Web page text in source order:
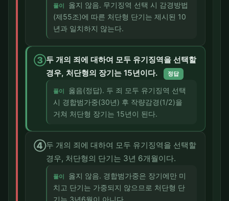
풀이
옳지 않음. 무기징역 선택 시 감경방법
(제55조)에 따른 처단형 단기는 제시된 10
년과 일치하지 않는다.
③두 개의 죄에 대하여 모두 유기징역을 선택할
경우, 처단형의 장기는 15년이다.
정답
풀이
옳음(정답). 두 죄 모두 유기징역 선택
시 경합범가중(30년) 후 작량감경(1/2)을
거쳐 처단형 장기는 15년이 된다.
④두 개의 죄에 대하여 모두 유기징역을 선택할
경우, 처단형의 단기는 3년 6개월이다.
풀이
옳지 않음. 경합범가중은 장기에만 미
치고 단기는 가중되지 않으므로 처단형 단